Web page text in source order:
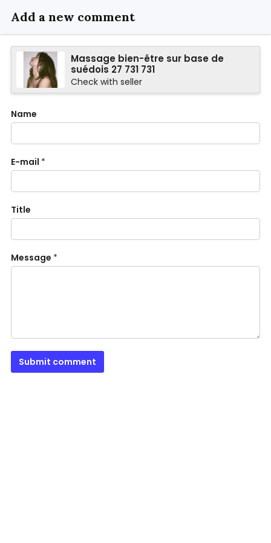
Add a new comment
Massage bien-être sur base de
suédois 27 731 731
Check with seller
Name
E-mail *
Title
Message *
Submit comment